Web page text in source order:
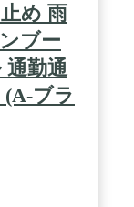
め 雨
ブー
勤通
ブラ